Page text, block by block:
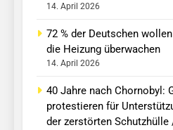
14. April 2026
72 % der Deutschen
die Heizung überwachen
14. April 2026
40 Jahre nach Chornobyl:
protestieren für
der zerstörten Schutzhülle